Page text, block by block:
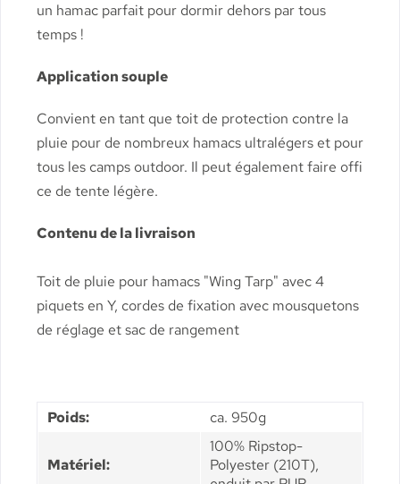
un hamac parfait pour dormir dehors par tous
temps !
Application souple
Convient en tant que toit de protection contre la
pluie pour de nombreux hamacs ultralégers et pour
tous les camps outdoor. Il peut également faire offi
ce de tente légère.
Contenu de la livraison
Toit de pluie pour hamacs "Wing Tarp" avec 4
piquets en Y, cordes de fixation avec mousquetons
de réglage et sac de rangement
Poids: ca. 950g
Matériel:
100% Ripstop-
Polyester (210T),